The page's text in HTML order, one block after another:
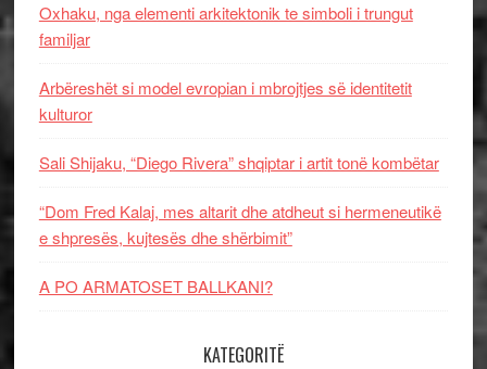
Oxhaku, nga elementi arkitektonik te simboli i trungut
familjar
Arbëreshët si model evropian i mbrojtjes së identitetit
kulturor
Sali Shijaku, “Diego Rivera” shqiptar i artit tonë kombëtar
“Dom Fred Kalaj, mes altarit dhe atdheut si hermeneutikë
e shpresës, kujtesës dhe shërbimit”
A PO ARMATOSET BALLKANI?
KATEGORITË